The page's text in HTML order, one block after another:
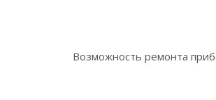
Возможность ремонта